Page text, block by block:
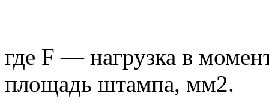
где F — нагрузка в
площадь штампа, мм2.